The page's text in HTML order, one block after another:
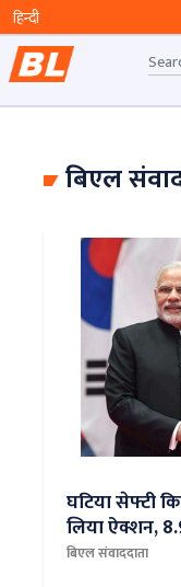
बिएल
​घटिया सेफ्टी
लिया ऐक्शन,
बिएल संवाददाता